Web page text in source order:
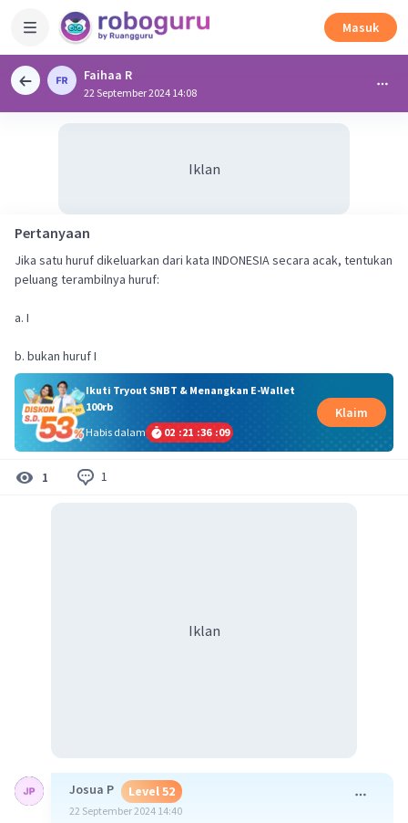
Masuk
Faihaa R
22 September 2024 14:08
Iklan
Pertanyaan
Jika satu huruf dikeluarkan dari kata INDONESIA secara acak, tentukan
peluang terambilnya huruf:
a. I
b. bukan huruf I
Ikuti Tryout SNBT & Menangkan E-Wallet
100rb
Habis dalam
02 :21 :36 :08
Klaim
1 1
Iklan
Josua P Level 52
22 September 2024 14:40